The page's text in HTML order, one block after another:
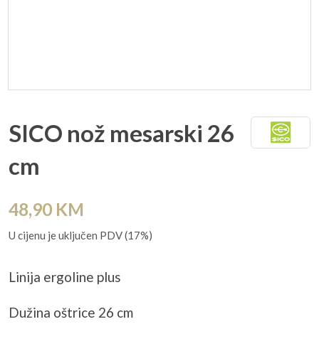
SICO nož mesarski 26
cm
48,90 KM
U cijenu je uključen PDV (17%)
Linija ergoline plus
Dužina oštrice 26 cm